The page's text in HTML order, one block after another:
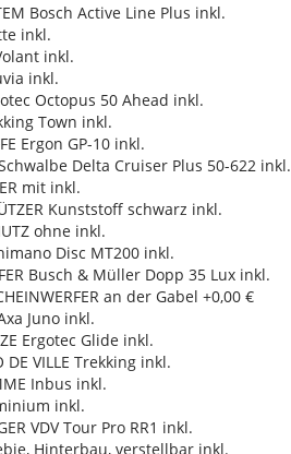
Bosch Active Line Plus inkl.
inkl.
inkl.
inkl.
Octopus 50 Ahead inkl.
Town inkl.
Ergon GP-10 inkl.
Schwalbe Delta Cruiser Plus 50-622 inkl.
mit inkl.
Kunststoff schwarz inkl.
ohne inkl.
Disc MT200 inkl.
Busch & Müller Dopp 35 Lux inkl.
an der Gabel +0,00 €
Juno inkl.
Ergotec Glide inkl.
DE VILLE Trekking inkl.
Inbus inkl.
inkl.
VDV Tour Pro RR1 inkl.
Hinterbau, verstellbar inkl.